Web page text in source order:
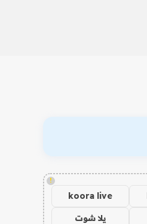
!
koora live
يلا شوت